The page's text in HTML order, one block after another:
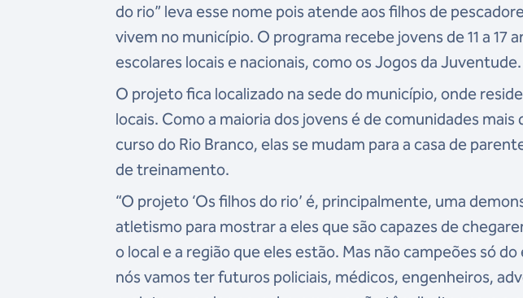
do rio” leva esse nome pois atende aos filhos de
vivem no município. O programa recebe jovens de 11 a 17
escolares locais e nacionais, como os Jogos da Juventude.
O projeto fica localizado na sede do município, onde
locais. Como a maioria dos jovens é de comunidades
curso do Rio Branco, elas se mudam para a casa de
de treinamento.
“O projeto ‘Os filhos do rio’ é, principalmente, uma
atletismo para mostrar a eles que são capazes de
o local e a região que eles estão. Mas não campeões só
nós vamos ter futuros policiais, médicos, engenheiros,